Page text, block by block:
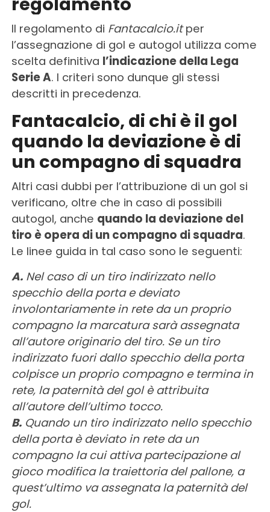
Il regolamento di Fantacalcio.itper
l’assegnazione di gol e autogol utilizza come
scelta definitiva l’indicazione della Lega
Serie A. I criteri sono dunque gli stessi
descritti in precedenza.
Fantacalcio, di chi è il gol
quando la deviazione è di
un compagno di squadra
Altri casi dubbi per l’attribuzione di un gol si
verificano, oltre che in caso di possibili
autogol, anche quando la deviazione del
tiro è opera di un compagno di squadra.
Le linee guida in tal caso sono le seguenti:
A.Nel caso di un tiro indirizzato nello
specchio della porta e deviato
involontariamente in rete da un proprio
compagno la marcatura sarà assegnata
all’autore originario del tiro. Se un tiro
indirizzato fuori dallo specchio della porta
colpisce un proprio compagno e termina in
rete, la paternità del gol è attribuita
all’autore dell’ultimo tocco.
B.Quando un tiro indirizzato nello specchio
della porta è deviato in rete da un
compagno la cui attiva partecipazione al
gioco modifica la traiettoria del pallone, a
quest’ultimo va assegnata la paternità del
gol.